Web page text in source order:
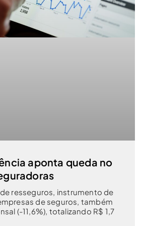
aponta queda no
resseguros, instrumento de
de seguros, também
(-11,6%), totalizando R$ 1,7